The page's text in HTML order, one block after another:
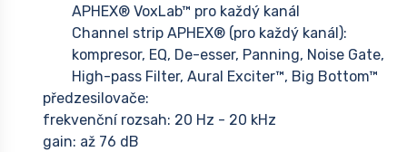
APHEX® VoxLab™ pro každý kanál
Channel strip APHEX® (pro každý kanál):
kompresor, EQ, De-esser, Panning, Noise Gate,
High-pass Filter, Aural Exciter™, Big Bottom™
předzesilovače:
frekvenční rozsah: 20 Hz - 20 kHz
gain: až 76 dB